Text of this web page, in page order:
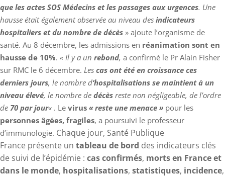
que les actes SOS Médecins et les passages aux urgences. Une
hausse était également observée au niveau des indicateurs
hospitaliers et du nombre de décès » ajoute l’organisme de
santé. Au 8 décembre, les admissions en réanimation sont en
hausse de 10%. « Il y a un rebond, a confirmé le Pr Alain Fisher
sur RMC le 6 décembre. Les cas ont été en croissance ces
derniers jours, le nombre d‘hospitalisations se maintient à un
niveau élevé, le nombre de décès reste non négligeable, de l’ordre
de 70 par jour« . Le virus « reste une menace » pour les
personnes âgées, fragiles, a poursuivi le professeur
d’immunologie. Chaque jour, Santé Publique
France présente un tableau de bord des indicateurs clés
de suivi de l’épidémie : cas confirmés, morts en France et
dans le monde, hospitalisations, statistiques, incidence,